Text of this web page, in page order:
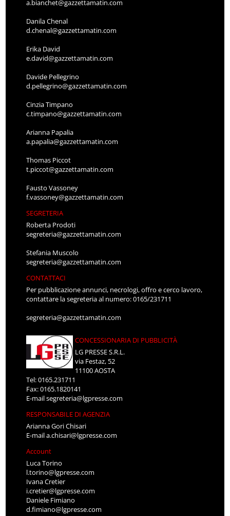
a.bianchet@gazzettamatin.com
Danila Chenal
d.chenal@gazzettamatin.com
Erika David
e.david@gazzettamatin.com
Davide Pellegrino
d.pellegrino@gazzettamatin.com
Cinzia Timpano
c.timpano@gazzettamatin.com
Arianna Papalia
a.papalia@gazzettamatin.com
Thomas Piccot
t.piccot@gazzettamatin.com
Fausto Vassoney
f.vassoney@gazzettamatin.com
SEGRETERIA
Roberta Prodoti
segreteria@gazzettamatin.com
Stefania Muscolo
segreteria@gazzettamatin.com
CONTATTACI
Per pubblicazione annunci, necrologi, offro e cerco lavoro,
contattare la segreteria al numero: 0165/231711
segreteria@gazzettamatin.com
CONCESSIONARIA DI PUBBLICITÀ
LG PRESSE S.R.L.
via Festaz, 52
11100 AOSTA
Tel: 0165.231711
Fax: 0165.1820141
E-mailsegreteria@lgpresse.com
RESPONSABILE DI AGENZIA
Arianna Gori Chisari
E-maila.chisari@lgpresse.com
Account
Luca Torino
l.torino@lgpresse.com
Ivana Cretier
i.cretier@lgpresse.com
Daniele Fimiano
d.fimiano@lgpresse.com